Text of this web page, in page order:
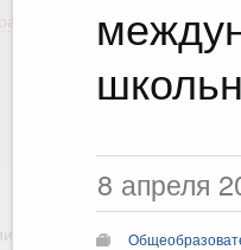
8 апреля
Государственные